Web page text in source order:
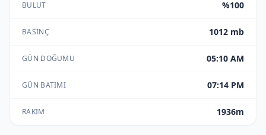
BULUT %100
BASINÇ 1012 mb
GÜN DOĞUMU 05:10 AM
GÜN BATIMI 07:14 PM
RAKIM 1936m